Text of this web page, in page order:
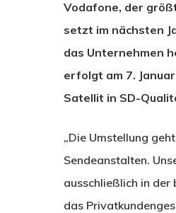
Vodafone, der
setzt im nächsten
das Unternehmen
erfolgt am 7.
Satellit in SD-
„Die Umstellung
Sendeanstalten.
ausschließlich in der
das